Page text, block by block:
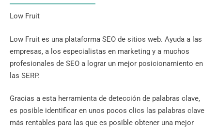
Low Fruit
Low Fruit es una plataforma SEO de sitios web. Ayuda a las
empresas, a los especialistas en marketing y a muchos
profesionales de SEO a lograr un mejor posicionamiento en
las SERP.
Gracias a esta herramienta de detección de palabras clave,
es posible identificar en unos pocos clics las palabras clave
más rentables para las que es posible obtener una mejor